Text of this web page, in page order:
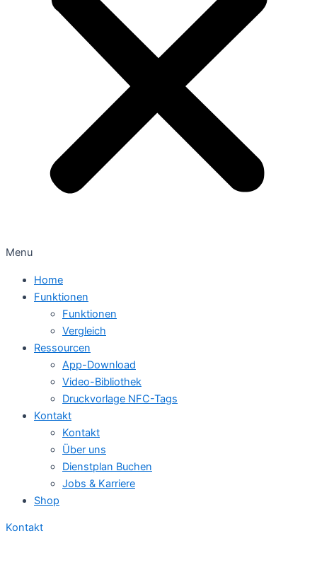
Menu
Home
Funktionen
Funktionen
Vergleich
Ressourcen
App-Download
Video-Bibliothek
Druckvorlage NFC-Tags
Kontakt
Kontakt
Über uns
Dienstplan Buchen
Jobs & Karriere
Shop
Kontakt